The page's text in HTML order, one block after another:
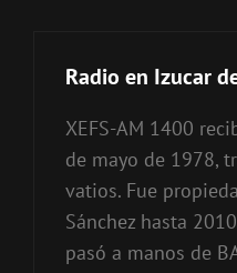
Radio en Izucar
XEFS-AM 1400
de mayo de 1978,
vatios. Fue
Sánchez hasta
pasó a manos de